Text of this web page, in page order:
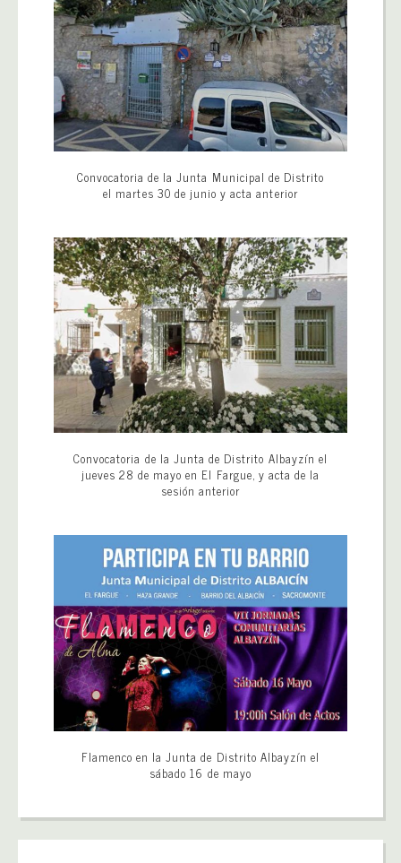
Convocatoria de la Junta Municipal de Distrito
el martes 30 de junio y acta anterior
Convocatoria de la Junta de Distrito Albayzín el
jueves 28 de mayo en El Fargue, y acta de la
sesión anterior
Flamenco en la Junta de Distrito Albayzín el
sábado 16 de mayo